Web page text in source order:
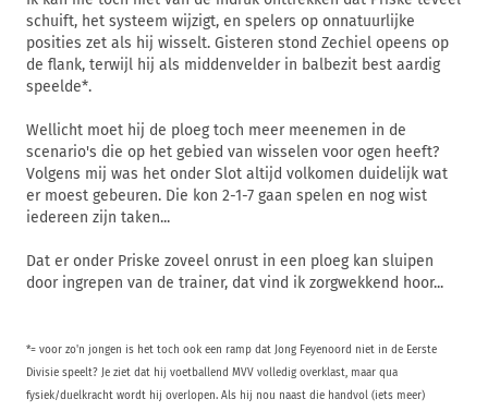
schuift, het systeem wijzigt, en spelers op onnatuurlijke
posities zet als hij wisselt. Gisteren stond Zechiel opeens op
de flank, terwijl hij als middenvelder in balbezit best aardig
speelde*.
Wellicht moet hij de ploeg toch meer meenemen in de
scenario's die op het gebied van wisselen voor ogen heeft?
Volgens mij was het onder Slot altijd volkomen duidelijk wat
er moest gebeuren. Die kon 2-1-7 gaan spelen en nog wist
iedereen zijn taken...
Dat er onder Priske zoveel onrust in een ploeg kan sluipen
door ingrepen van de trainer, dat vind ik zorgwekkend hoor...
*= voor zo'n jongen is het toch ook een ramp dat Jong Feyenoord niet in de Eerste
Divisie speelt? Je ziet dat hij voetballend MVV volledig overklast, maar qua
fysiek/duelkracht wordt hij overlopen. Als hij nou naast die handvol (iets meer)